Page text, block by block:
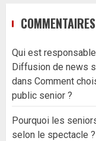
Qui est
Diffusion de news
dans Comment
public senior ?
Pourquoi les
selon le spectacle